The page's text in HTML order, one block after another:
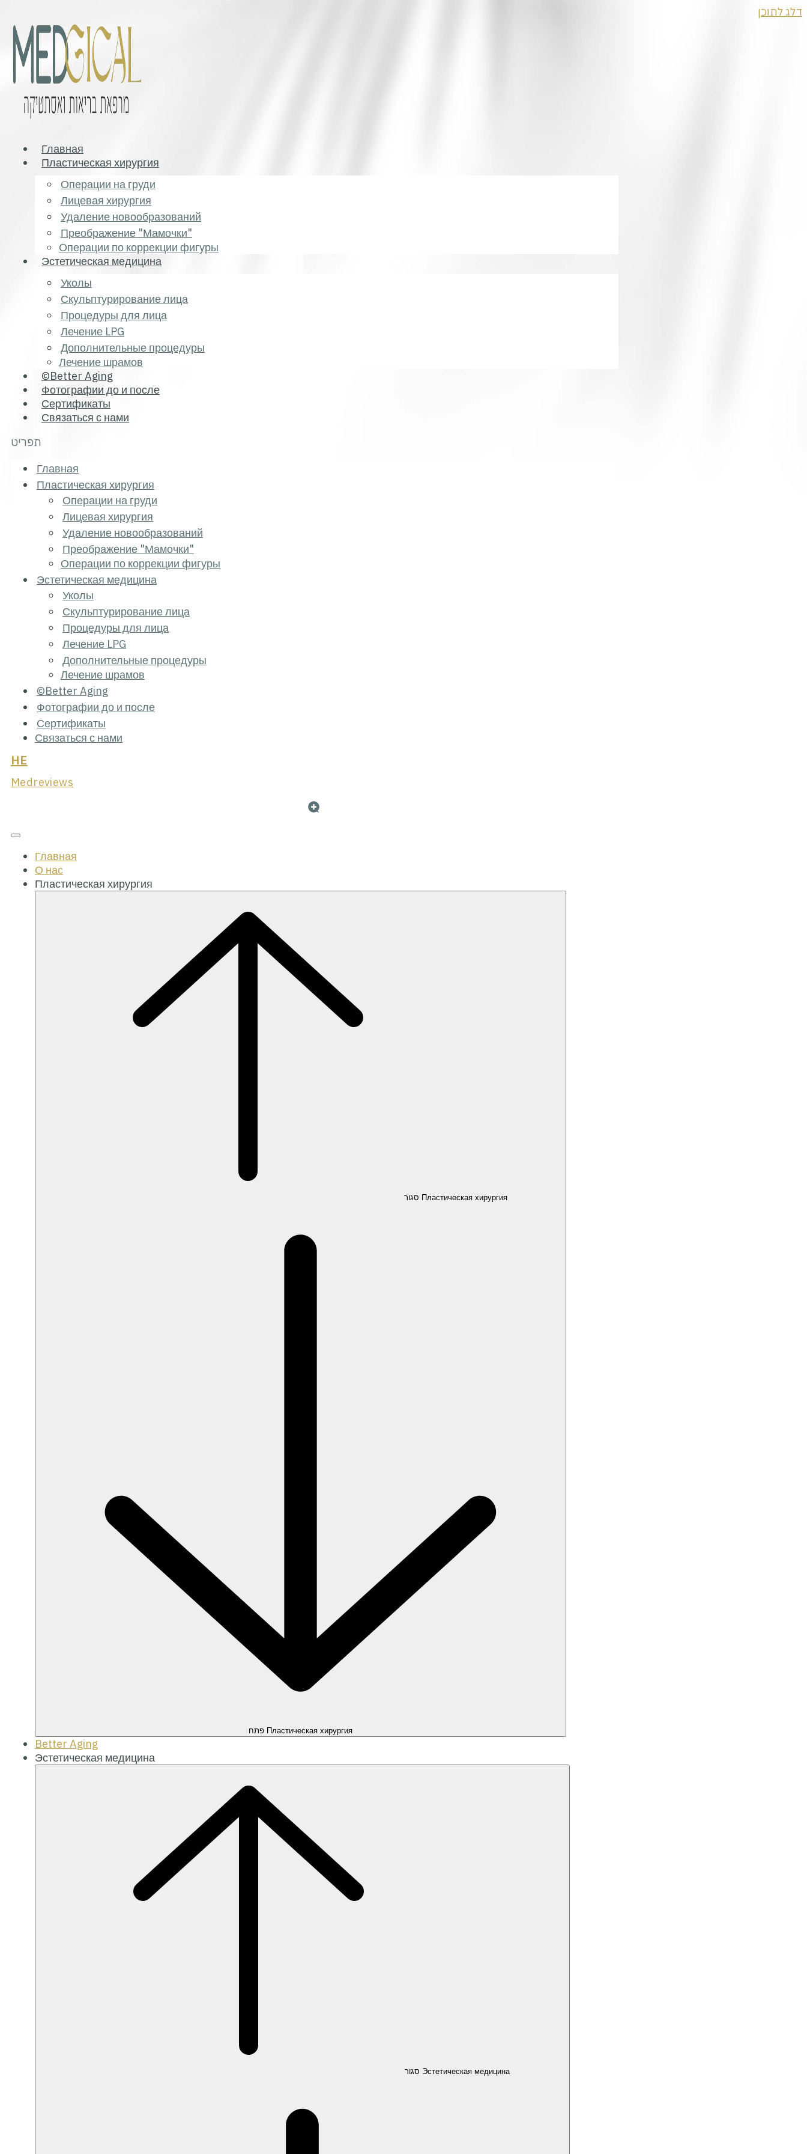
דלג לתוכן
Главная
Пластическая хирургия
Операции на груди
Лицевая хирургия
Удаление новообразований
Преображение "Мамочки"
Операции по коррекции фигуры
Эстетическая медицина
Уколы
Скульптурирование лица
Процедуры для лица
Лечение LPG
Дополнительные процедуры
Лечение шрамов
©Better Aging
Фотографии до и после
Сертификаты
Связаться с нами
תפריט
Главная
Пластическая хирургия
Операции на груди
Лицевая хирургия
Удаление новообразований
Преображение "Мамочки"
Операции по коррекции фигуры
Эстетическая медицина
Уколы
Скульптурирование лица
Процедуры для лица
Лечение LPG
Дополнительные процедуры
Лечение шрамов
©Better Aging
Фотографии до и после
Сертификаты
Связаться с нами
HE
Medreviews
Главная
О нас
Пластическая хирургия
סגור Пластическая хирургия
פתח Пластическая хирургия
Better Aging
Эстетическая медицина
סגור Эстетическая медицина